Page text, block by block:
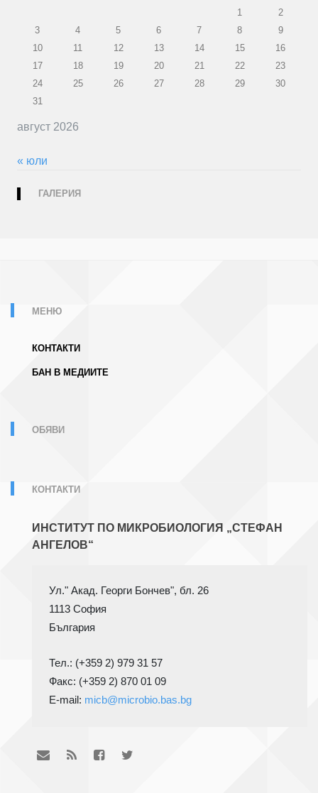
август 2026
1
2
3
4 5 6 7 8
9
10
11 12 13 14 15
16
17
18 19 20 21 22
23
24
25 26 27 28 29
30
31
« юли
ГАЛЕРИЯ
МЕНЮ
КОНТАКТИ
БАН В МЕДИИТЕ
ОБЯВИ
КОНТАКТИ
ИНСТИТУТ ПО МИКРОБИОЛОГИЯ „СТЕФАН
АНГЕЛОВ“
1113 София
Тел.: (+359 2) 979 31 57
Факс: (+359 2) 870 01 09
E-mail: micb@microbio.bas.bg